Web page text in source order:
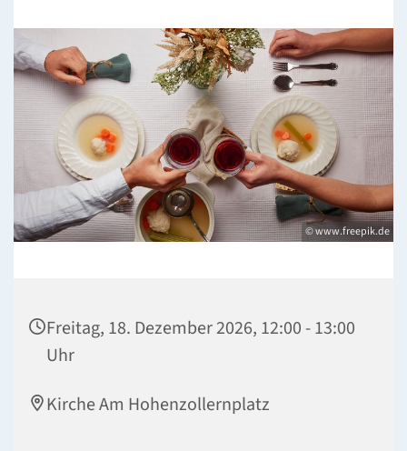
© www.freepik.de
Freitag, 18. Dezember 2026, 12:00 - 13:00
Uhr
Kirche Am Hohenzollernplatz